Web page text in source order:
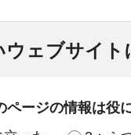
ウェブサイ
ページの情報は役